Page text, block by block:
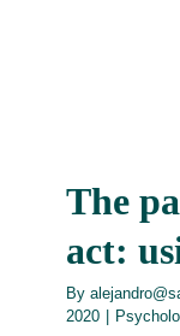
The
act:
By
2020